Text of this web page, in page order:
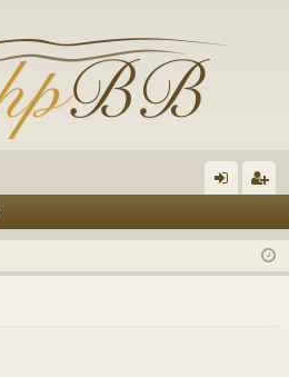
au
du
ist
er